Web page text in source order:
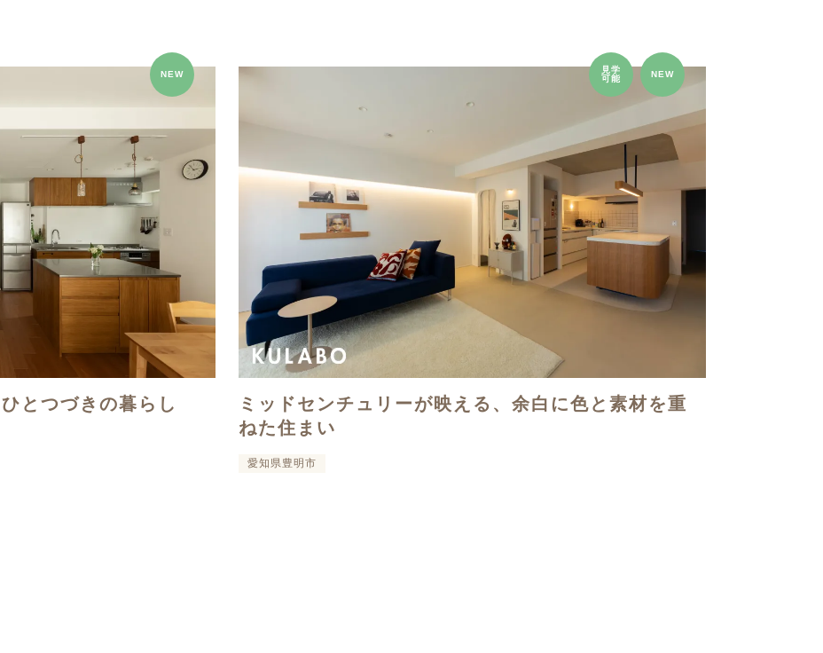
NEW
とつづきの暮らし
見学
可能
NEW
ミッドセンチュリーが映える、余白に色と素材を重
ねた住まい
愛知県豊明市